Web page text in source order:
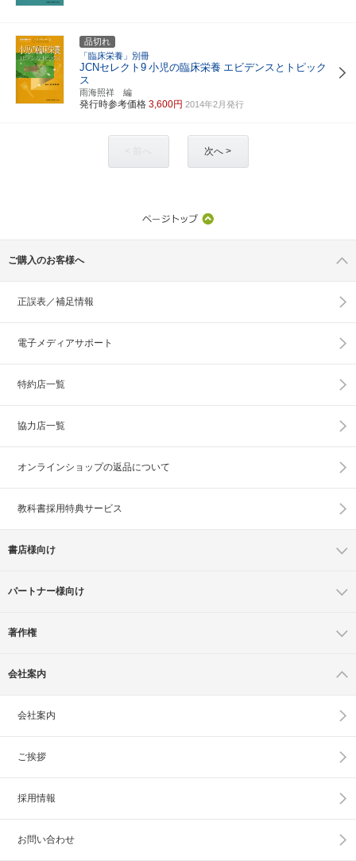
品切れ
「臨床栄養」別冊
JCNセレクト9 小児の臨床栄養 エビデンスとトピック
ス
雨海照祥 編
発行時参考価格 3,600円 2014年2月発行
次へ >
ご購入のお客様へ
正誤表／補足情報
電子メディアサポート
特約店一覧
協力店一覧
オンラインショップの返品について
教科書採用特典サービス
書店様向け
パートナー様向け
著作権
会社案内
会社案内
ご挨拶
採用情報
お問い合わせ